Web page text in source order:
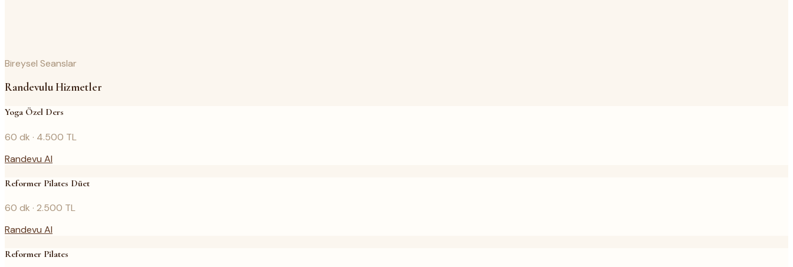
Bireysel Seanslar
RandevuluHizmetler
Yoga Özel Ders
60 dk · 4.500 TL
Randevu Al
Reformer Pilates Düet
60 dk · 2.500 TL
Randevu Al
Reformer Pilates